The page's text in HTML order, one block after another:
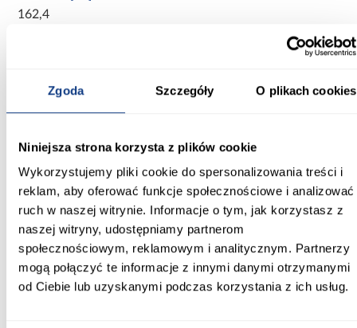
Zgoda Szczegóły O plikach cookies
Niniejsza strona korzysta z plików cookie
Wykorzystujemy pliki cookie do spersonalizowania treści i
reklam, aby oferować funkcje społecznościowe i analizować
ruch w naszej witrynie. Informacje o tym, jak korzystasz z
naszej witryny, udostępniamy partnerom
społecznościowym, reklamowym i analitycznym. Partnerzy
mogą połączyć te informacje z innymi danymi otrzymanymi
od Ciebie lub uzyskanymi podczas korzystania z ich usług.
162,4
Wysokość [cm]:
Rodzaj asortymentu:
domek ogrodowy
Materiał wykonania:
drewno świerkowe
Podłoga:
bez podłogi